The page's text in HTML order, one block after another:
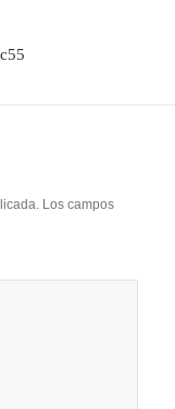
Los campos